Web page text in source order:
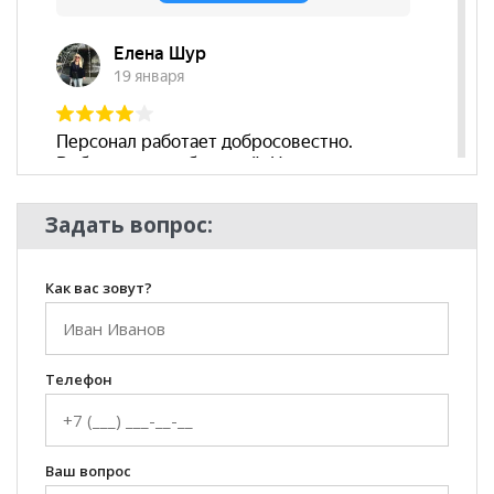
Задать вопрос:
Как вас зовут?
Телефон
Ваш вопрос